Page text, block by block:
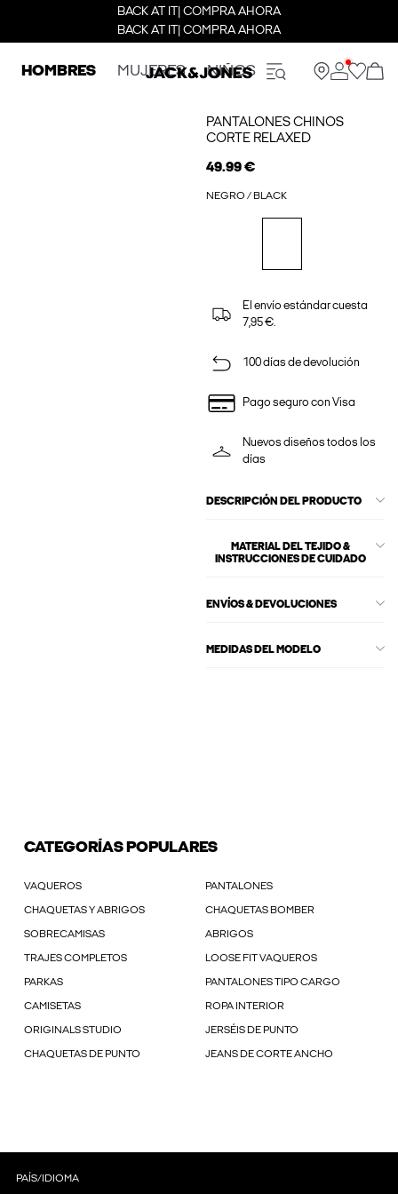
BACK AT IT| COMPRA AHORA
BACK AT IT| COMPRA AHORA
HOMBRES MUJERES NIÑOS
PANTALONES CHINOS
CORTE RELAXED
49.99 €
NEGRO / BLACK
El envío estándar cuesta
7,95 €.
100 días de devolución
Pago seguro con Visa
Nuevos diseños todos los
días
DESCRIPCIÓN DEL PRODUCTO
MATERIAL DEL TEJIDO &
INSTRUCCIONES DE CUIDADO
ENVÍOS & DEVOLUCIONES
MEDIDAS DEL MODELO
CATEGORÍAS POPULARES
VAQUEROS PANTALONES
CHAQUETAS Y ABRIGOS CHAQUETAS BOMBER
SOBRECAMISAS ABRIGOS
TRAJES COMPLETOS LOOSE FIT VAQUEROS
PARKAS PANTALONES TIPO CARGO
CAMISETAS ROPA INTERIOR
ORIGINALS STUDIO JERSÉIS DE PUNTO
CHAQUETAS DE PUNTO JEANS DE CORTE ANCHO
PAÍS/IDIOMA